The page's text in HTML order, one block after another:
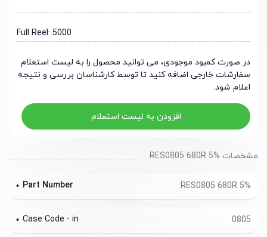
Full Reel: 5000
در صورت کمبود موجودی، می توانید محصول را به لیست استعلام
سفارشات خارجی اضافه کنید تا توسط کارشناسان بررسی و نتیجه
اعلام شود.
افزودن به لیست استعلام
مشخصات RES0805 680R 5%
RES0805 680R 5%
Part Number
0805
Case Code - in